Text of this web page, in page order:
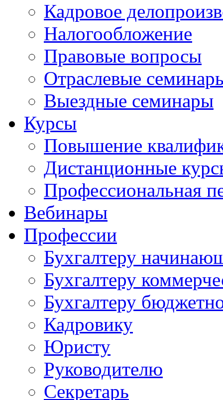
Кадровое
Налогообложение
Правовые вопросы
Отраслевые
Выездные семинары
Курсы
Повышение
Дистанционные
Профессиональная
Вебинары
Профессии
Бухгалтеру
Бухгалтеру
Бухгалтеру
Кадровику
Юристу
Руководителю
Секретарь